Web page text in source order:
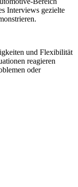
Interviews gezielte
und Flexibilität
reagieren
oder